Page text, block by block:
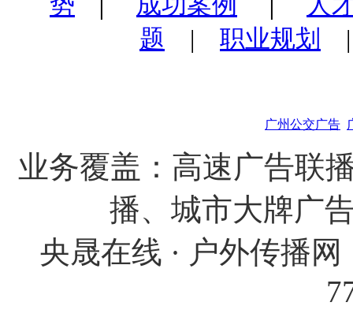
题 | 职业规划
广州公交广告
业务覆盖：高速广告联
播、城市大牌广
央晟在线 · 户外传播